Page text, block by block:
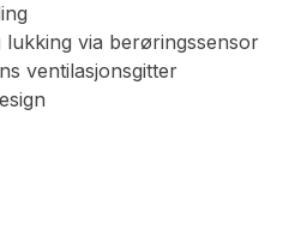
via berøringssensor
ventilasjonsgitter